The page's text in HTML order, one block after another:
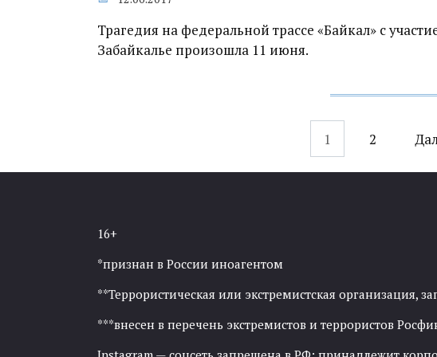
Трагедия на федеральной трассе «Байкал» с
Забайкалье произошла 11 июня.
записям
1 2
16+
*признан в России иноагентом
**Террористическая или экстремистская организация,
***внесен в перечень экстремистов и террористов